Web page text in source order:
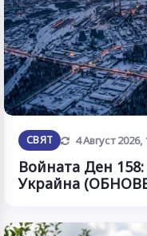
СВЯТ Обновена
4 Август 2026,
Войната Ден
Украйна